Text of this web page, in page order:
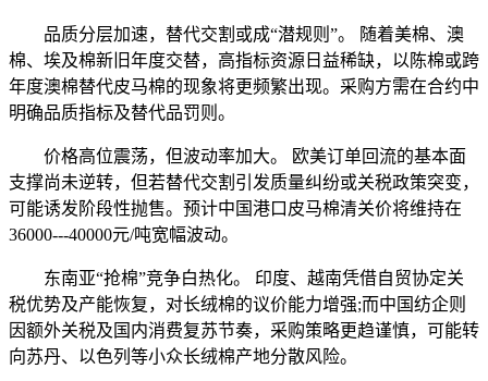
品质分层加速，替代交割或成“潜规则”。 随着美棉、澳
棉、埃及棉新旧年度交替，高指标资源日益稀缺，以陈棉或跨
年度澳棉替代皮马棉的现象将更频繁出现。采购方需在合约中
明确品质指标及替代品罚则。
价格高位震荡，但波动率加大。 欧美订单回流的基本面
支撑尚未逆转，但若替代交割引发质量纠纷或关税政策突变，
可能诱发阶段性抛售。预计中国港口皮马棉清关价将维持在
36000---40000元/吨宽幅波动。
东南亚“抢棉”竞争白热化。 印度、越南凭借自贸协定关
税优势及产能恢复，对长绒棉的议价能力增强;而中国纺企则
因额外关税及国内消费复苏节奏，采购策略更趋谨慎，可能转
向苏丹、以色列等小众长绒棉产地分散风险。